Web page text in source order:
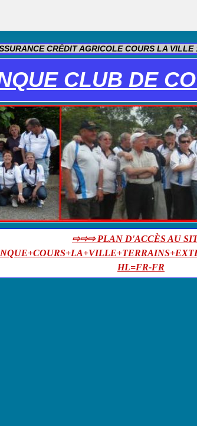
CRÉDIT AGRICOLE COURS LA
CLUB DE
⇨⇨⇨ PLAN D'ACCÈS AU
HL=FR-FR